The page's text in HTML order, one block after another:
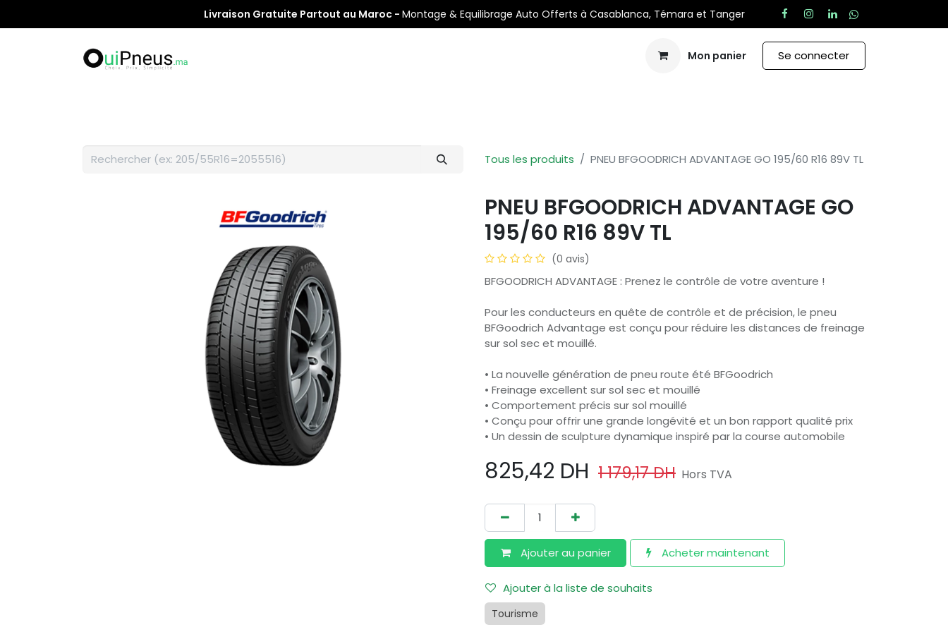
Livraison Gratuite Partout au Maroc - Montage & Equilibrage Auto Offerts à Casablanca, Témara et Tanger
Mon panier Se connecter
Tous les produits PNEU BFGOODRICH ADVANTAGE GO 195/60 R16 89V TL
PNEU BFGOODRICH ADVANTAGE GO
195/60 R16 89V TL
(0 avis)
BFGOODRICH ADVANTAGE : Prenez le contrôle de votre aventure !
Pour les conducteurs en quête de contrôle et de précision, le pneu
BFGoodrich Advantage est conçu pour réduire les distances de freinage
sur sol sec et mouillé.
• La nouvelle génération de pneu route été BFGoodrich
• Freinage excellent sur sol sec et mouillé
• Comportement précis sur sol mouillé
• Conçu pour offrir une grande longévité et un bon rapport qualité prix
• Un dessin de sculpture dynamique inspiré par la course automobile
825,42 DH 1 179,17DH Hors TVA
Ajouter au​ panier Acheter maintenant
Ajouter à la liste de souhaits
Tourisme